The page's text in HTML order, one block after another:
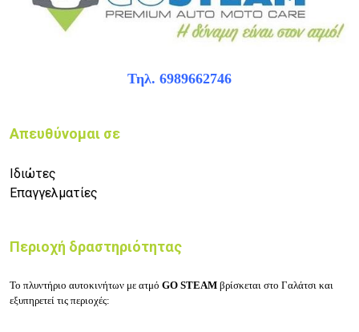
Τηλ. 6989662746
Απευθύνομαι σε
Ιδιώτες
Επαγγελματίες
Περιοχή δραστηριότητας
Το πλυντήριο αυτοκινήτων με ατμό GO STEAM βρίσκεται στο Γαλάτσι και
εξυπηρετεί τις περιοχές: